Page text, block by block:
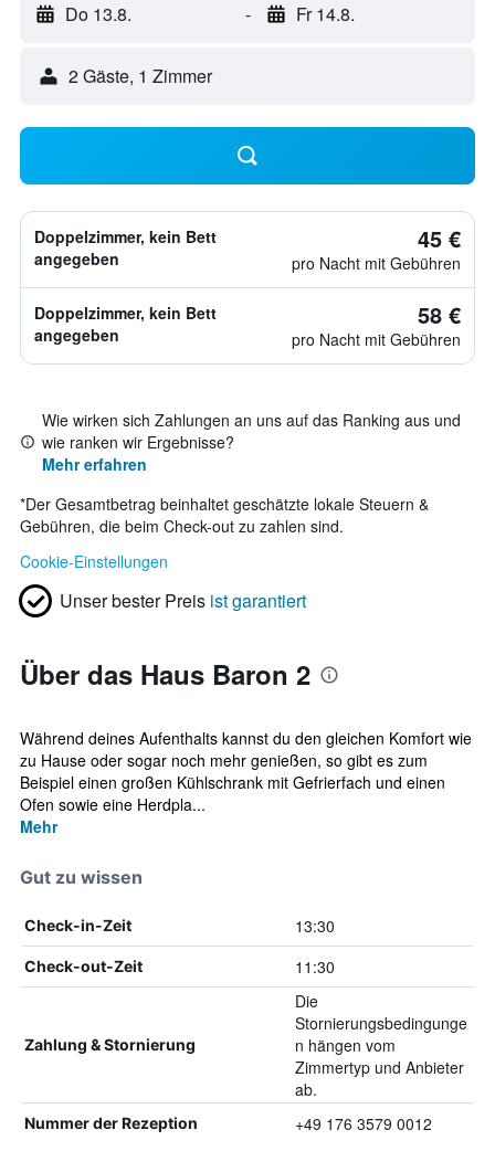
Do 13.8. - Fr 14.8.
2 Gäste, 1 Zimmer
Doppelzimmer, kein Bett
angegeben
45 €
pro Nacht mit Gebühren
Doppelzimmer, kein Bett
angegeben
58 €
pro Nacht mit Gebühren
Wie wirken sich Zahlungen an uns auf das Ranking aus und
wie ranken wir Ergebnisse?
Mehr erfahren
*Der Gesamtbetrag beinhaltet geschätzte lokale Steuern &
Gebühren, die beim Check-out zu zahlen sind.
Cookie-Einstellungen
Unser bester Preis ist garantiert
Über das Haus Baron 2
Während deines Aufenthalts kannst du den gleichen Komfort wie
zu Hause oder sogar noch mehr genießen, so gibt es zum
Beispiel einen großen Kühlschrank mit Gefrierfach und einen
Ofen sowie eine Herdpla...
Mehr
Gut zu wissen
Check-in-Zeit 13:30
Check-out-Zeit 11:30
Zahlung & Stornierung
Die
Stornierungsbedingunge
n hängen vom
Zimmertyp und Anbieter
ab.
Nummer der Rezeption +49 176 3579 0012